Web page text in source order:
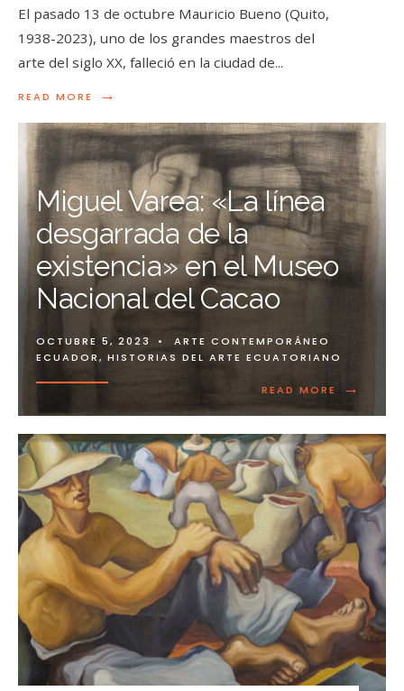
El pasado 13 de octubre Mauricio Bueno (Quito,
1938-2023), uno de los grandes maestros del
arte del siglo XX, falleció en la ciudad de...
READ MORE →
Miguel Varea: «La línea
desgarrada de la
existencia» en el Museo
Nacional del Cacao
OCTUBRE 5, 2023 •
ARTE CONTEMPORÁNEO
ECUADOR, HISTORIAS DEL ARTE ECUATORIANO
READ MORE →